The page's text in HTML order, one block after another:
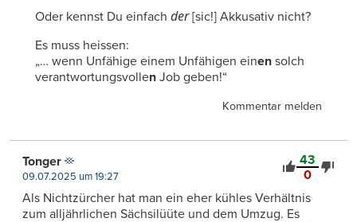
Oder kennst Du einfach der[sic!] Akkusativ nicht?
Es muss heissen:
„… wenn Unfähige einem Unfähigen einen solch
verantwortungsvollen Job geben!“
Kommentar melden
43
0
Tonger
09.07.2025 um 19:27
Als Nichtzürcher hat man ein eher kühles Verhältnis
zum alljährlichen Sächsilüüte und dem Umzug. Es